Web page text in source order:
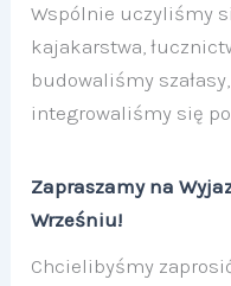
Wspólnie uczyliśmy
kajakarstwa,
budowaliśmy
integrowaliśmy się
Zapraszamy na
Wrześniu!
Chcielibyśmy